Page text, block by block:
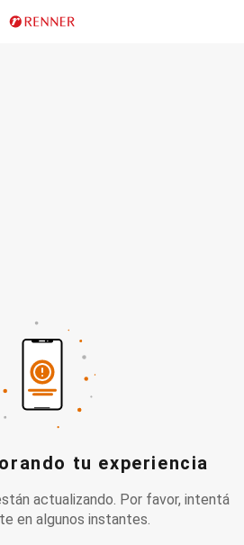
tu experiencia
actualizando. Por favor, intentá
en algunos instantes.